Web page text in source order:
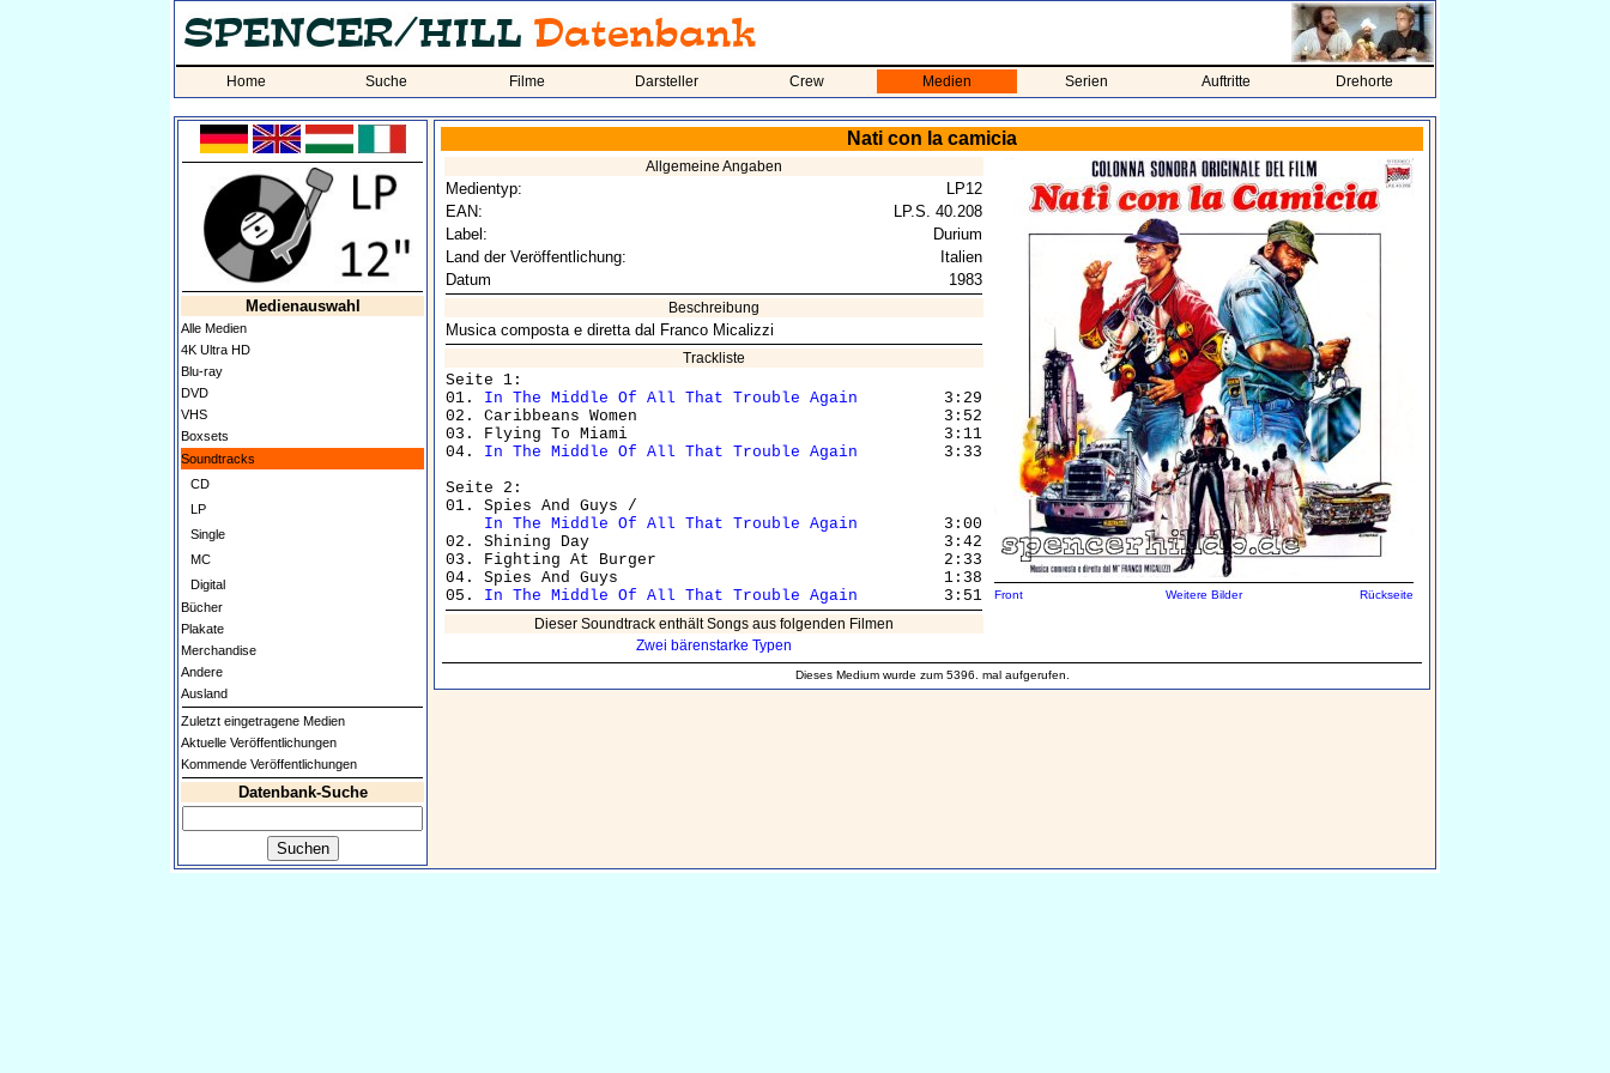
Home Suche Filme Darsteller Crew Medien Serien Auftritte Drehorte
Medienauswahl
Alle Medien
4K Ultra HD
Blu-ray
DVD
VHS
Boxsets
Soundtracks
CD
LP
Single
MC
Digital
Bücher
Plakate
Merchandise
Andere
Ausland
Zuletzt eingetragene Medien
Aktuelle Veröffentlichungen
Kommende Veröffentlichungen
Datenbank-Suche
Nati con la camicia
Allgemeine Angaben
Medientyp:
LP12
EAN:
LP.S. 40.208
Label:
Durium
Land der Veröffentlichung:
Italien
Datum
1983
Beschreibung
Musica composta e diretta dal Franco Micalizzi
Trackliste
Seite 1:
01. In The Middle Of All That Trouble Again
         3:29
02. Caribbeans Women                                3:52
03. Flying To Miami                                 3:11
04. In The Middle Of All That Trouble Again
         3:33
Seite 2:
01. Spies And Guys /
In The Middle Of All That Trouble Again
         3:00
02. Shining Day                                     3:42
03. Fighting At Burger                              2:33
04. Spies And Guys                                  1:38
05. In The Middle Of All That Trouble Again
Dieser Soundtrack enthält Songs aus folgenden Filmen
Zwei bärenstarke Typen
Front Weitere Bilder Rückseite
Dieses Medium wurde zum 5396. mal aufgerufen.